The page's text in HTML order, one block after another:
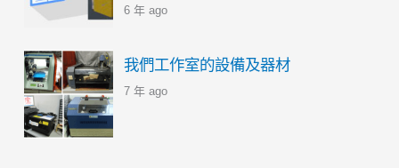
6 年 ago
我們工作室的設備及器材
7 年 ago